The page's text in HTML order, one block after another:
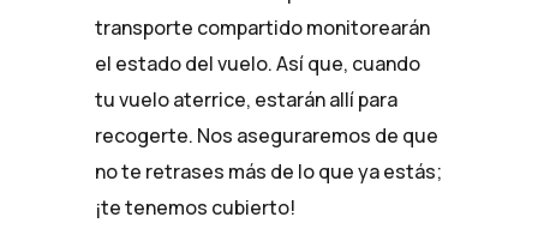
transporte compartido monitorearán
el estado del vuelo. Así que, cuando
tu vuelo aterrice, estarán allí para
recogerte. Nos aseguraremos de que
no te retrases más de lo que ya estás;
¡te tenemos cubierto!